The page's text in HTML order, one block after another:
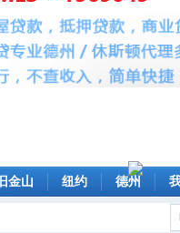
旧金山 纽约 德州